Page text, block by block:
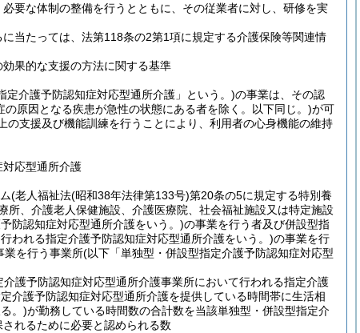
要な体制の整備を行うとともに、その従業者に対し、研修を実
当たっては、法第118条の2第1項に規定する介護保険等関連情
果的な支援の方法に関する基準
定介護予防認知症対応型通所介護」という。)の事業は、その認
の原因となる疾患が急性の状態にある者を除く。以下同じ。)が可
支援及び機能訓練を行うことにより、利用者の心身機能の維持
応型通所介護
(老人福祉法(昭和38年法律第133号)第20条の5に規定する特別養
所、介護老人保健施設、介護医療院、社会福祉施設又は特定施設
防認知症対応型通所介護をいう。)の事業を行う者及び併設型指
われる指定介護予防認知症対応型通所介護をいう。)の事業を行
業を行う事業所(以下「単独型・併設型指定介護予防認知症対応型
護予防認知症対応型通所介護事業所において行われる指定介護
介護予防認知症対応型通所介護を提供している時間帯に生活相
。)が勤務している時間数の合計数を当該単独型・併設型指定介
れるために必要と認められる数